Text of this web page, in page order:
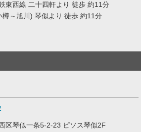
東西線 二十四軒より 徒歩 約11分
樽～旭川) 琴似より 徒歩 約11分
区琴似一条5-2-23 ピソス琴似2F